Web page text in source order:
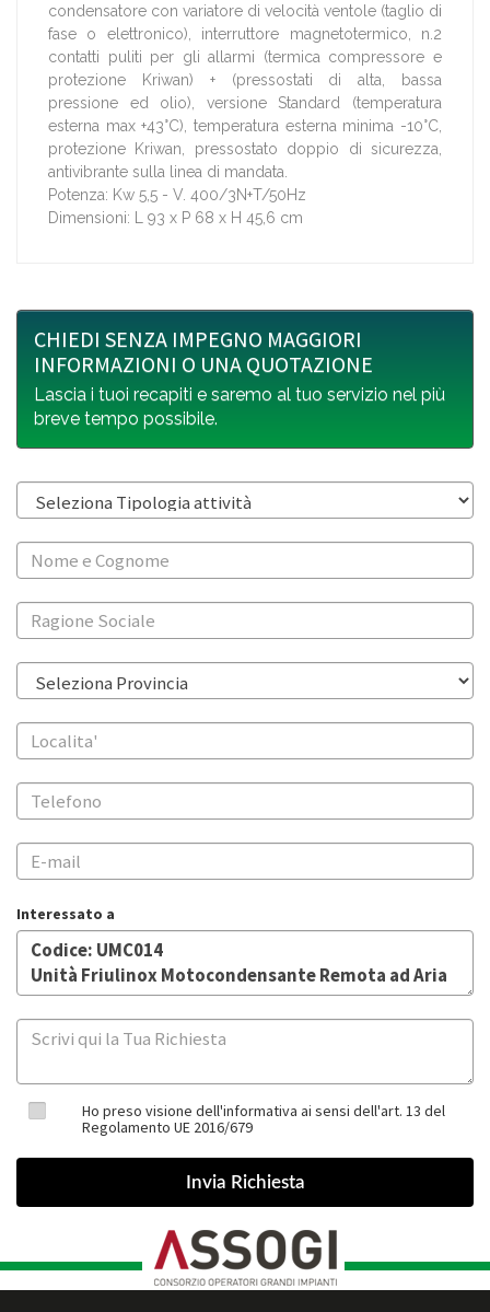
condensatore con variatore di velocità ventole (taglio di
fase o elettronico), interruttore magnetotermico, n.2
contatti puliti per gli allarmi (termica compressore e
protezione Kriwan) + (pressostati di alta, bassa
pressione ed olio), versione Standard (temperatura
esterna max +43°C), temperatura esterna minima -10°C,
protezione Kriwan, pressostato doppio di sicurezza,
antivibrante sulla linea di mandata.
Potenza: Kw 5,5 - V. 400/3N+T/50Hz
Dimensioni: L 93 x P 68 x H 45,6 cm
CHIEDI SENZA IMPEGNO MAGGIORI
INFORMAZIONI O UNA QUOTAZIONE
Lascia i tuoi recapiti e saremo al tuo servizio nel più
breve tempo possibile.
Interessato a
Ho preso visione dell'informativa ai sensi dell'art. 13 del
Regolamento UE 2016/679